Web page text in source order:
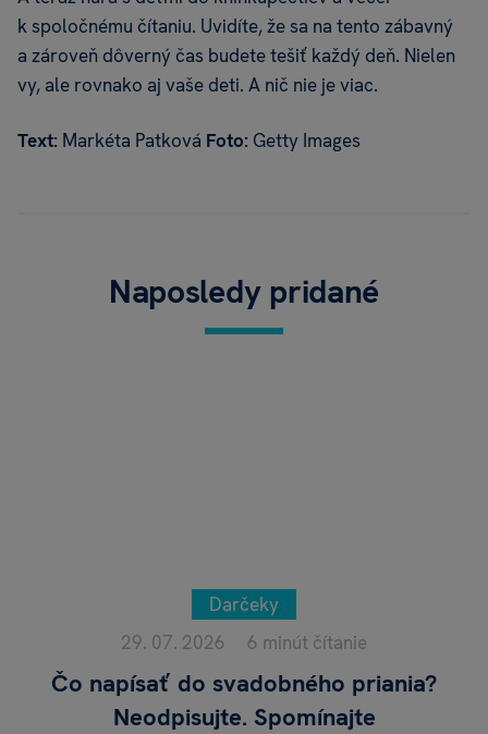
k spoločnému čítaniu. Uvidíte, že sa na tento zábavný
a zároveň dôverný čas budete tešiť každý deň. Nielen
vy, ale rovnako aj vaše deti. A nič nie je viac.
Text: Markéta Patková Foto: Getty Images
Naposledy pridané
Darčeky
29. 07. 2026
6 minút čítanie
Čo napísať do svadobného priania?
Neodpisujte. Spomínajte